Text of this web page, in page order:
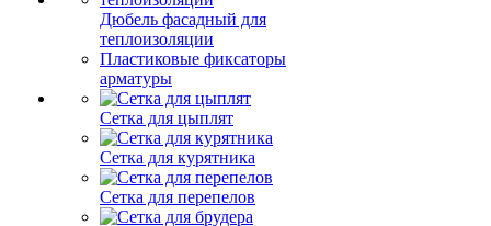
Дюбель фасадный для
теплоизоляции
Пластиковые фиксаторы
арматуры
Сетка для цыплят
Сетка для курятника
Сетка для перепелов